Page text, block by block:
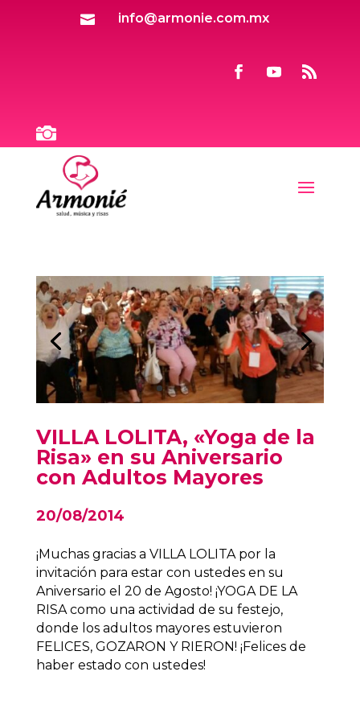
 info@armonie.com.mx

VILLA LOLITA, «Yoga de la
Risa» en su Aniversario
con Adultos Mayores
20/08/2014
¡Muchas gracias a VILLA LOLITA por la
invitación para estar con ustedes en su
Aniversario el 20 de Agosto! ¡YOGA DE LA
RISA como una actividad de su festejo,
donde los adultos mayores estuvieron
FELICES, GOZARON Y RIERON! ¡Felices de
haber estado con ustedes!